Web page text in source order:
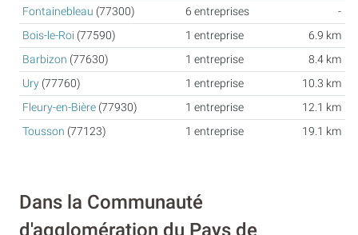
Fontainebleau (77300) 6 entreprises
-
Bois-le-Roi (77590) 1 entreprise
6.9 km
Barbizon (77630) 1 entreprise
8.4 km
Ury (77760) 1 entreprise
10.3 km
Fleury-en-Bière (77930) 1 entreprise
12.1 km
Tousson (77123) 1 entreprise 19.1 km
Dans la Communauté
d'agglomération du Pays de